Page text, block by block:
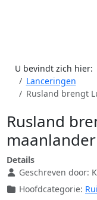
U bevindt zich hier:
Lanceringen
Rusland brengt
Rusland
Details
Geschreven door:
Hoofdcategorie: